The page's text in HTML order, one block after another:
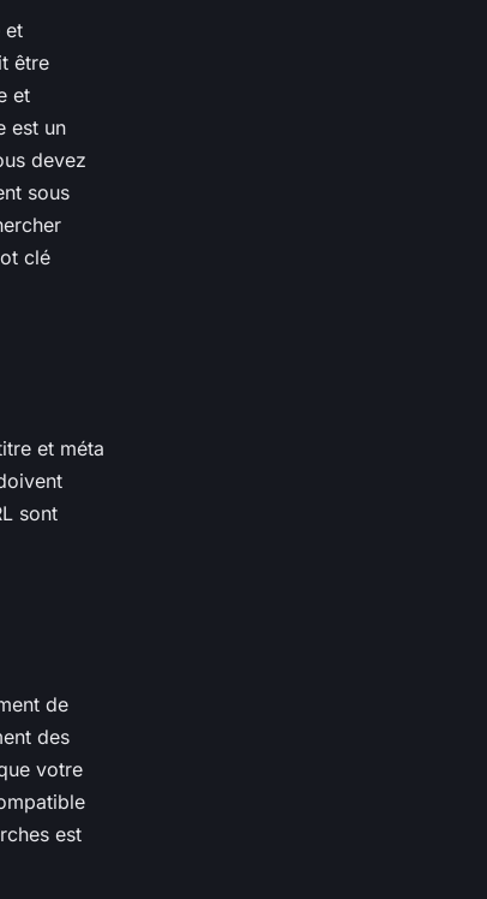
et
être
et
est un
devez
sous
clé
et méta
sont
de
des
votre
est